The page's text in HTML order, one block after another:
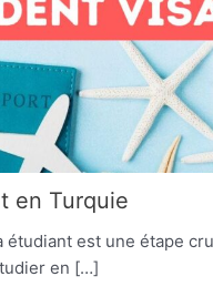
en Turquie
étudiant est une étape
en […]